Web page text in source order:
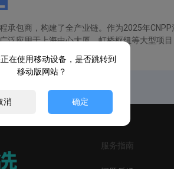
承包商，构建了全产业链。作为2025年
泛应用于上海中心大厦、虹桥枢纽等大型项
服务指南
在使用移动设备，是否跳转到
移动版网站？
消 确定